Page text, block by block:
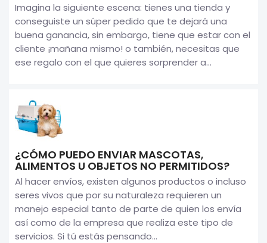
Imagina la siguiente escena: tienes una tienda y
conseguiste un súper pedido que te dejará una
buena ganancia, sin embargo, tiene que estar con el
cliente ¡mañana mismo! o también, necesitas que
ese regalo con el que quieres sorprender a...
¿CÓMO PUEDO ENVIAR MASCOTAS,
ALIMENTOS U OBJETOS NO PERMITIDOS?
Al hacer envíos, existen algunos productos o incluso
seres vivos que por su naturaleza requieren un
manejo especial tanto de parte de quien los envía
así como de la empresa que realiza este tipo de
servicios. Si tú estás pensando...